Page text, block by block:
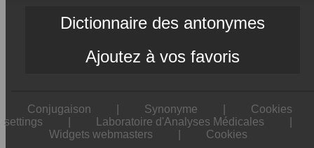
Dictionnaire des antonymes
Ajoutez à vos favoris
Conjugaison Synonyme
Cookies
settings
Laboratoire d'Analyses Médicales
Widgets webmasters
Cookies